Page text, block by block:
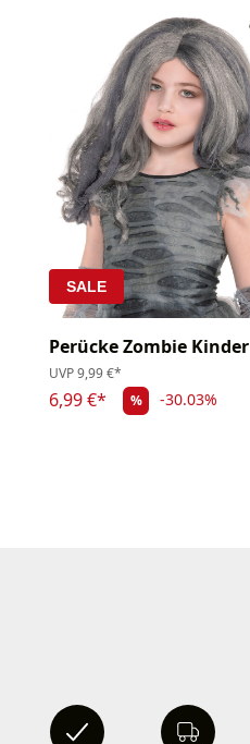
SALE
Perücke Zombie Kinder
UVP9,99 €*
6,99 €* % -30.03%